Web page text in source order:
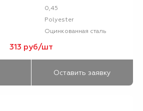
0,45
Polyester
Оцинкованная сталь
313 руб/шт
Оставить заявку